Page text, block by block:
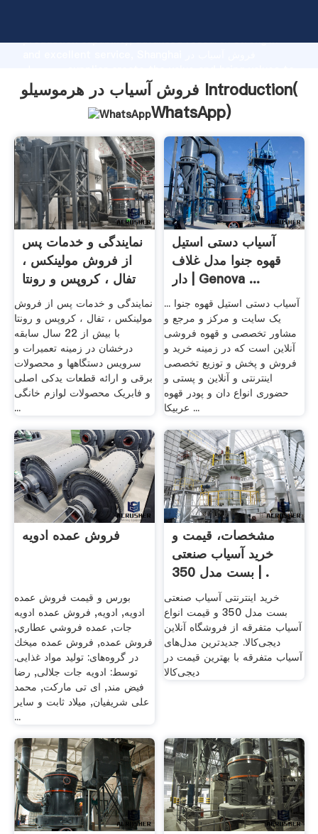
production capability, advanced research strength
all of customers.
فروش آسیاب در هرموسیلو Introduction(
WhatsApp)
نمایندگی و خدمات پس
از فروش مولینکس ،
تفال ، کروپس و رونتا
نمایندگی و خدمات پس از فروش
مولینکس ، تفال ، کروپس و رونتا
با بیش از 22 سال سابقه
درخشان در زمینه تعمیرات و
سرویس دستگاهها و محصولات
برقی و ارائه قطعات یدکی اصلی
و فابریک محصولات لوازم خانگی
...
آسیاب دستی استیل
قهوه جنوا مدل غلاف
دار | Genova ...
آسیاب دستی استیل قهوه جنوا ...
یک سایت و مرکز و مرجع و
مشاور تخصصی و قهوه فروشی
آنلاین است که در زمینه خرید و
فروش و پخش و توزیع تخصصی
اینترنتی و آنلاین و پستی و
حضوری انواع دان و پودر قهوه
عربیکا ...
فروش عمده ادویه
بورس و قیمت فروش عمده
ادويه, ادويه, فروش عمده ادويه
جات, عمده فروشي عطاري,
فروش عمده, فروش عمده ميخك
در گروه‌های: تولید مواد غذایی.
توسط: ادویه جات جلالی, رضا
فیض مند, ای تی مارکت, محمد
علی شریفیان, میلاد ثابت و سایر
...
مشخصات، قیمت و
خرید آسیاب صنعتی
بست مدل 350 | .
خرید اینترنتی آسیاب صنعتی
بست مدل 350 و قیمت انواع
آسیاب متفرقه از فروشگاه آنلاین
دیجی‌کالا. جدیدترین مدل‌های
آسیاب متفرقه با بهترین قیمت در
دیجی‌کالا